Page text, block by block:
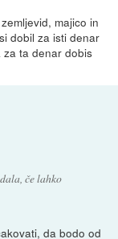
majico in
dobil za isti denar
za ta denar dobis
če lahko
da bodo od